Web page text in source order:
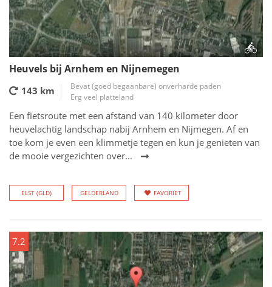
Heuvels bij Arnhem en Nijnemegen
143 km
Bevat (goed begaanbare) onverharde paden
Erg veel platteland
Een fietsroute met een afstand van 140 kilometer door
heuvelachtig landschap nabij Arnhem en Nijmegen. Af en
toe kom je even een klimmetje tegen en kun je genieten van
de mooie vergezichten over...
ELST (GLD) GELDERLAND FAVORIET
7.2